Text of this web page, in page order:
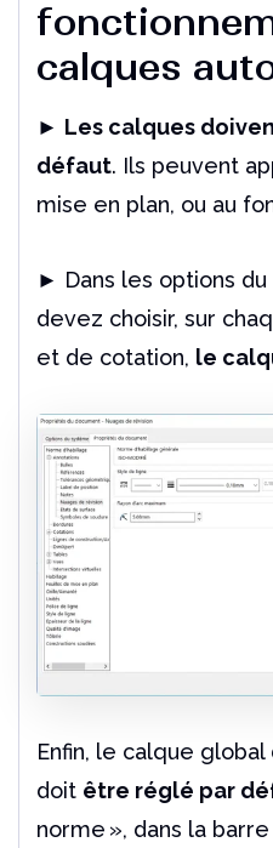
calques
► Les calques
défaut. Ils peuvent
mise en plan, ou au
► Dans les options
devez choisir, sur
et de cotation, le
Enfin, le calque
doit être réglé par
norme », dans la barre